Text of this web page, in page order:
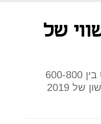
של
לפי דיווח באתר CNBC, יצרנית הג'ינס מתכננת לגייס בין 600-800
2019